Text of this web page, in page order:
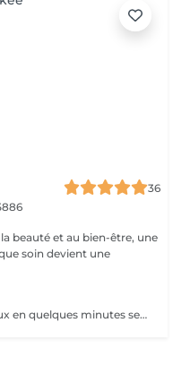
36
beauté et au bien-être, une
soin devient une
Retrouvez un teint frais et lumineux en quelques minutes seulement! Idéal avant un évènement, ou pour booster l'éclat de votre peau, ce peeling est adapté à tous les types de peaux.